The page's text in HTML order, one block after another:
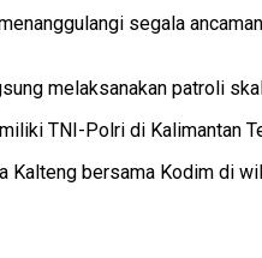
segala
melaksanakan patroli
TNI-Polri di Kalimantan
Kalteng bersama Kodim di